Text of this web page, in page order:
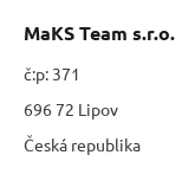
MaKS Team s.r.o.
č:p: 371
696 72 Lipov
Česká republika